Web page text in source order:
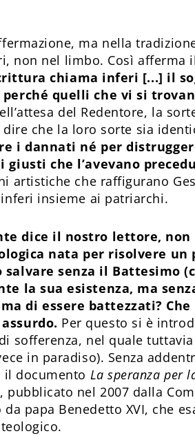
ma nella
non nel limbo. Così afferma
chiama inferi [...] il
quelli che vi si
del Redentore, la
che la loro sorte sia
i dannati né per
che l’avevano
artistiche che raffigurano
insieme ai patriarchi.
dice il nostro lettore,
nata per risolvere un
senza il Battesimo
la sua esistenza, ma
di essere battezzati?
Per questo si è
sofferenza, nel quale
in paradiso). Senza
documento La speranza per
, pubblicato nel 2007 dalla
papa Benedetto XVI, che